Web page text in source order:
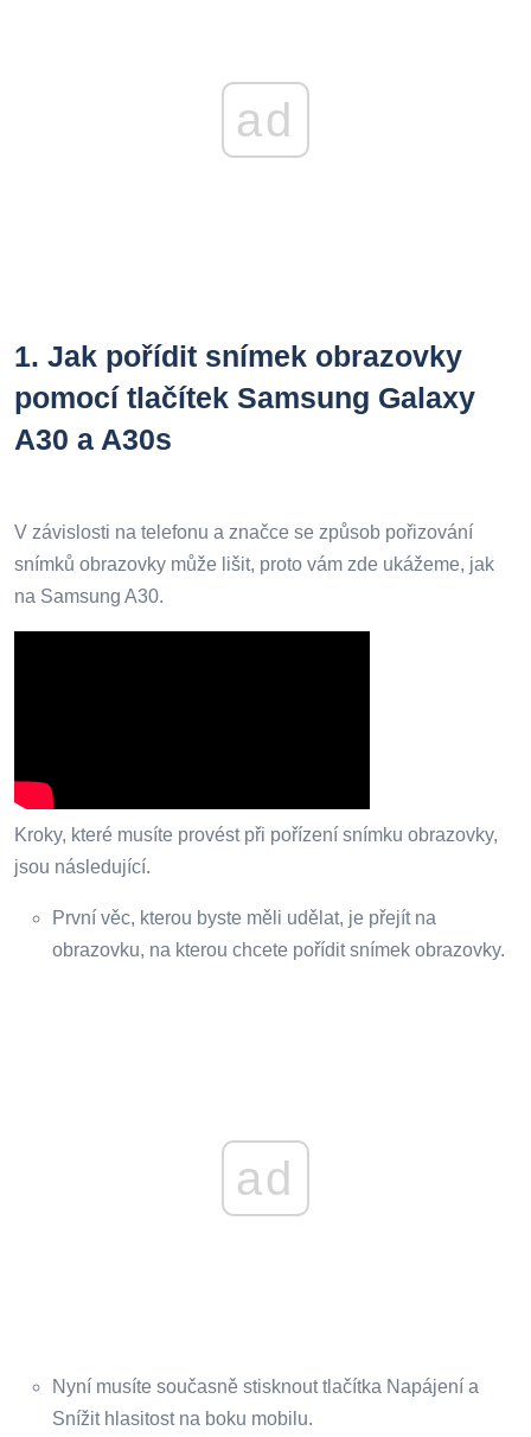
ad
1. Jak pořídit snímek obrazovky
pomocí tlačítek Samsung Galaxy
A30 a A30s
V závislosti na telefonu a značce se způsob pořizování
snímků obrazovky může lišit, proto vám zde ukážeme, jak
na Samsung A30.
Kroky, které musíte provést při pořízení snímku obrazovky,
jsou následující.
První věc, kterou byste měli udělat, je přejít na
obrazovku, na kterou chcete pořídit snímek obrazovky.
ad
Nyní musíte současně stisknout tlačítka Napájení a
Snížit hlasitost na boku mobilu.